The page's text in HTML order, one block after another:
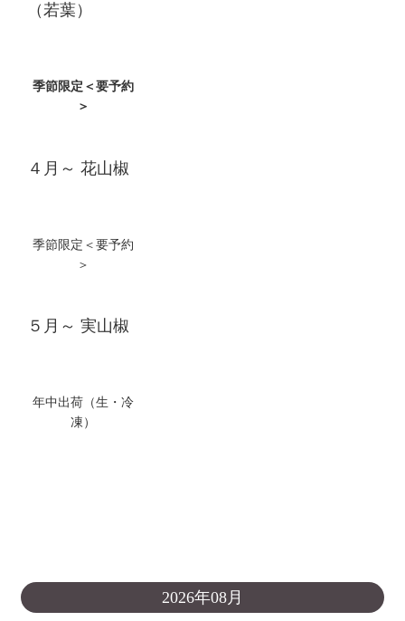
（若葉）
季節限定＜要予約
＞
４月～ 花山椒
季節限定＜要予約
＞
５月～ 実山椒
年中出荷（生・冷
凍）
2026年08月